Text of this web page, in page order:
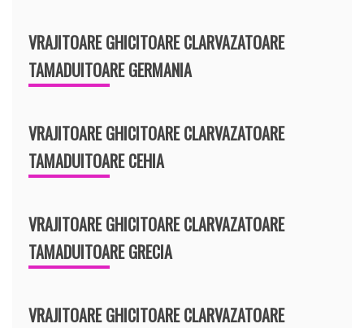
VRAJITOARE GHICITOARE CLARVAZATOARE
TAMADUITOARE GERMANIA
VRAJITOARE GHICITOARE CLARVAZATOARE
TAMADUITOARE CEHIA
VRAJITOARE GHICITOARE CLARVAZATOARE
TAMADUITOARE GRECIA
VRAJITOARE GHICITOARE CLARVAZATOARE